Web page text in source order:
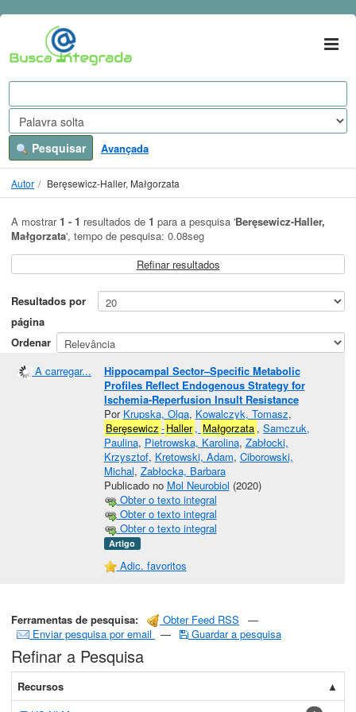
A mostrar
Małgorzata'
Ir para o conteúdo
VuFind
Pesquisar Avançada
Autor Beręsewicz-Haller, Małgorzata
A mostrar 1 - 1 resultados de 1 para a pesquisa 'Beręsewicz-Haller,
Małgorzata', tempo de pesquisa: 0.08seg
Refinar resultados
Resultados por
página
Ordenar
A carregar...
Hippocampal Sector–Specific Metabolic
Profiles Reflect Endogenous Strategy for
Ischemia-Reperfusion Insult Resistance
Por Krupska, Olga, Kowalczyk, Tomasz,
Beręsewicz -Haller, Małgorzata ,Samczuk,
Paulina, Pietrowska, Karolina, Zabłocki,
Krzysztof, Kretowski, Adam, Ciborowski,
Michal, Zabłocka, Barbara
Publicado no Mol Neurobiol (2020)
Obter o texto integral
Obter o texto integral
Obter o texto integral
Artigo
Adic. favoritos
Ferramentas de pesquisa: Obter Feed RSS
—
Enviar pesquisa por email
— Guardar a pesquisa
Refinar a Pesquisa
Recursos